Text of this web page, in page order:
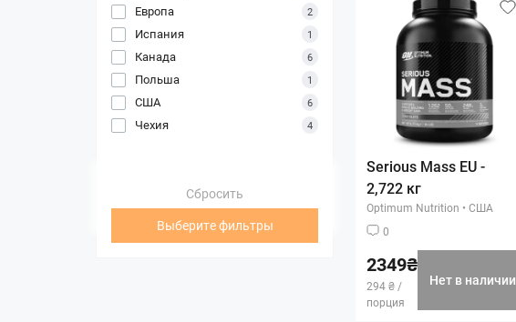
Европа 2
Испания 1
Канада 6
Польша 1
США 6
Чехия 4
Сбросить
Выберите фильтры
Serious Mass EU -
2,722 кг
Optimum Nutrition • США
0
2349₴
294 ₴ /
порция
Нет в наличии